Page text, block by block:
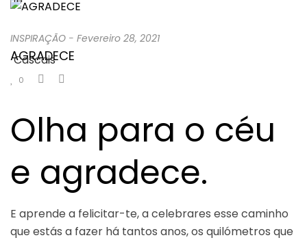
INSPIRAÇÃO - Fevereiro 28, 2021
AGRADECE
0
Olha para o céu
e agradece.
E aprende a felicitar-te, a celebrares esse caminho
que estás a fazer há tantos anos, os quilómetros que